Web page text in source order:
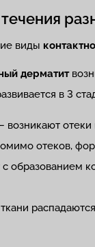
виды
дерматит
в 3
возникают отеки
отеков,
образованием